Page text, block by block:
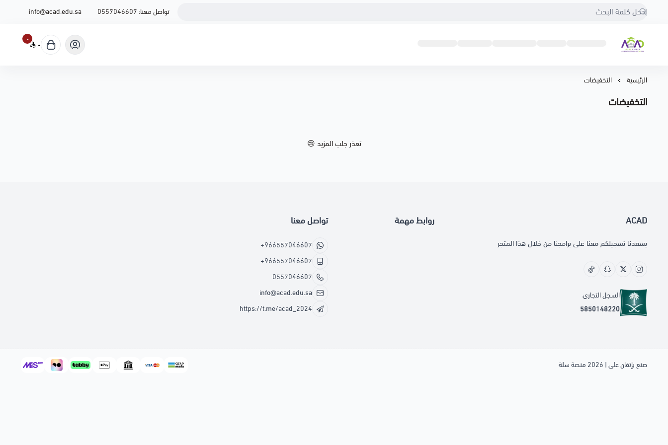
تواصل معنا: 0557046607
info@acad.edu.sa
ACAD
٠
٠
الرئيسية التخفيضات
التخفيضات
تعذر جلب المزيد 😢
ACAD
يسعدنا تسجيلكم معنا على برامجنا من خلال هذا المتجر
السجل التجاري
5850148220
روابط مهمة تواصل معنا
+966557046607
+966557046607
0557046607
info@acad.edu.sa
https://t.me/acad_2024
صنع بإتقان على | 2026 منصة سلة